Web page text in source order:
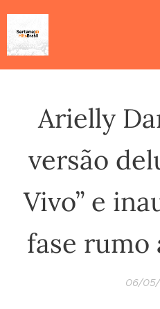
Arielly
versão
Vivo” e
fase rumo
06/